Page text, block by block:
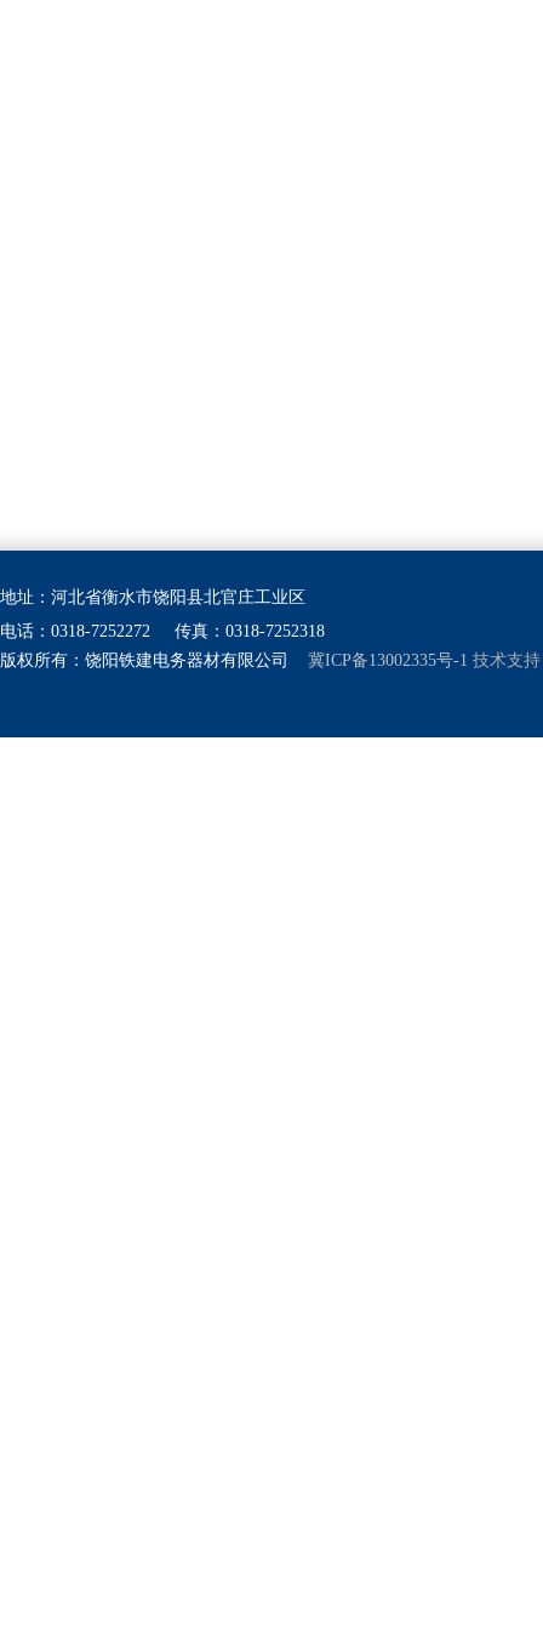
地址：河北省衡水市饶阳县北官庄工业区
电话：0318-7252272 传真：0318-7252318
版权所有：饶阳铁建电务器材有限公司 冀ICP备13002335号-1 技术支持